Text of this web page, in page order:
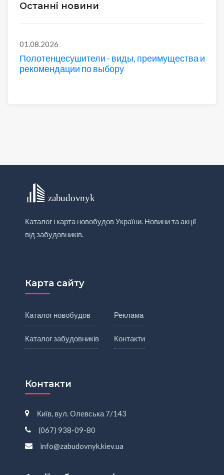
Останні новини
01.08.2026
Полотенцесушители - виды, преимущества и
рекомендации по выбору
Каталог і карта новобудов України. Новини та акції
від забудовників.
Карта сайту
Каталог новобудов
Каталог забудовників
Реклама
Контакти
Контакти
Київ, вул. Олевська 7/143
(067) 938-09-80
info@zabudovnyk.kiev.ua